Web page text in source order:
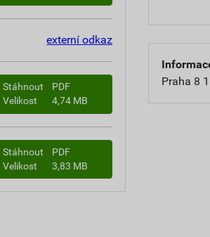
externí odkaz
Stáhnout
PDF
Velikost
4,74 MB
Stáhnout
PDF
Velikost
3,83 MB
Praha 8